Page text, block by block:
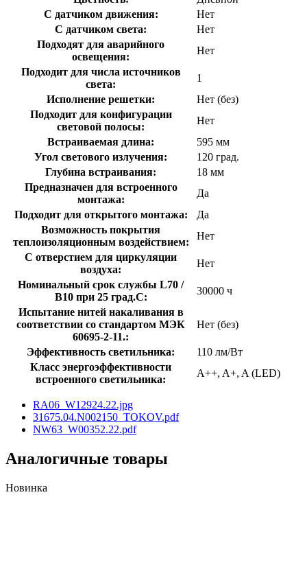
С датчиком движения:
Нет
С датчиком света:
Нет
Подходят для аварийного
освещения:
Нет
Подходит для числа источников
света:
1
Исполнение решетки:
Нет (без)
Подходит для конфигурации
световой полосы:
Нет
Встраиваемая длина:
595 мм
Угол светового излучения:
120 град.
Глубина встраивания:
18 мм
Предназначен для встроенного
монтажа:
Да
Подходит для открытого монтажа:
Да
Возможность покрытия
теплоизоляционным воздействием:
Нет
С отверстием для циркуляции
воздуха:
Нет
Номинальный срок службы L70 /
B10 при 25 град.C:
30000 ч
Испытание нитей накаливания в
соответствии со стандартом МЭК
60695-2-11.:
Нет (без)
Эффективность светильника:
110 лм/Вт
Класс энергоэффективности
встроенного светильника:
A++, A+, A (LED)
RA06_W12924.22.jpg
31675.04.N002150_TOKOV.pdf
NW63_W00352.22.pdf
Аналогичные товары
Новинка